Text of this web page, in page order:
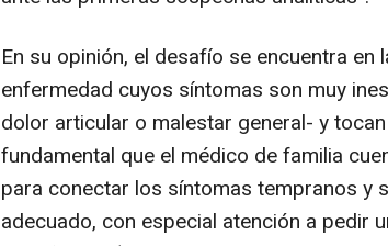
En su opinión, el desafío se encuentra en
enfermedad cuyos síntomas son muy
dolor articular o malestar general- y
fundamental que el médico de familia
para conectar los síntomas tempranos y
adecuado, con especial atención a pedir